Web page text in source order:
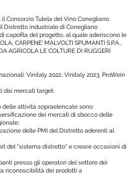
il Consorzio Tutela del Vino Conegliano
Distretto industriale di Conegliano
capofila del progetto, al quale aderiscono le
CARPENE' MALVOLTI SPUMANTI S.P.A.,
AGRICOLA LE COLTURE DI RUGGERI
Vinitaly 2022, Vinitaly 2023, ProWein
dai mercati target.
attività sopraelencate sono:
dei mercati di sbocco delle
delle PMI del Distretto aderenti al
del "sistema distretto" e creare occasioni di
presso gli operatori del settore dei
riconoscibilità dei prodotti a